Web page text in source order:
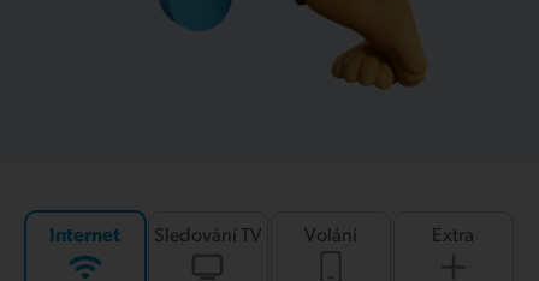
Internet Sledování TV Volání Extra